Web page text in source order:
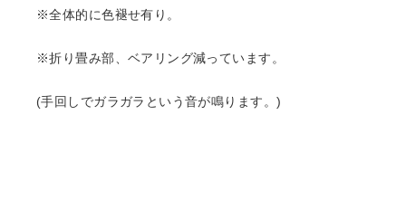
※全体的に色褪せ有り。
※折り畳み部、ベアリング減っています。
(手回しでガラガラという音が鳴ります。)